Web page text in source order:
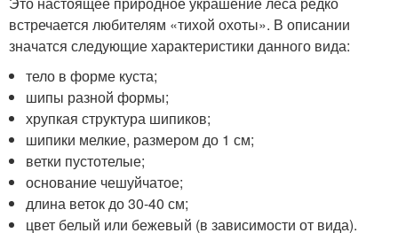
встречается любителям «тихой охоты». В описании
значатся следующие характеристики данного вида:
тело в форме куста;
шипы разной формы;
хрупкая структура шипиков;
шипики мелкие, размером до 1 см;
ветки пустотелые;
основание чешуйчатое;
длина веток до 30-40 см;
цвет белый или бежевый (в зависимости от вида).